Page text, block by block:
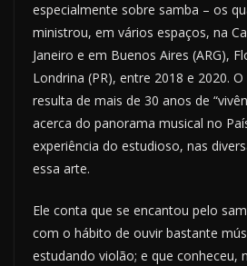
especialmente sobre samba – os
ministrou, em vários espaços, na
Janeiro e em Buenos Aires (ARG),
Londrina (PR), entre 2018 e 2020.
resulta de mais de 30 anos de
acerca do panorama musical no
experiência do estudioso, nas
essa arte.
Ele conta que se encantou pelo
com o hábito de ouvir bastante
estudando violão; e que conheceu,